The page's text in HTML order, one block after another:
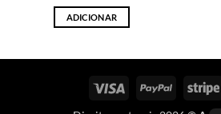
ADICIONAR
Visto PayPal